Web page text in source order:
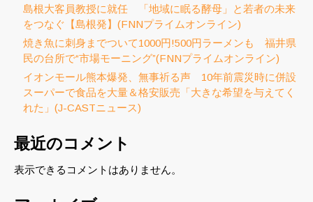
島根大客員教授に就任 「地域に眠る酵母」と若者の未来
をつなぐ【島根発】(FNNプライムオンライン)
焼き魚に刺身までついて1000円!500円ラーメンも 福井県
民の台所で“市場モーニング”(FNNプライムオンライン)
イオンモール熊本爆発、無事祈る声 10年前震災時に併設
スーパーで食品を大量＆格安販売「大きな希望を与えてく
れた」(J-CASTニュース)
最近のコメント
表示できるコメントはありません。